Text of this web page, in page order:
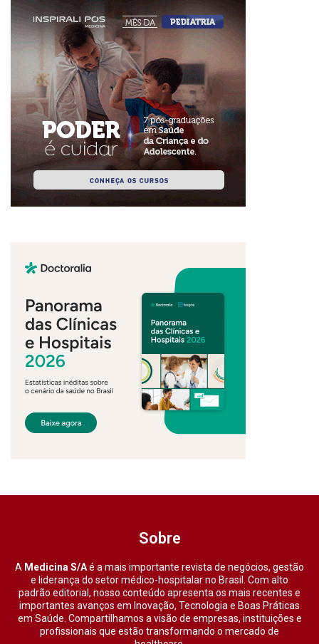
Sobre
A Medicina S/Aé a mais importante revista de negócios, gestão
e liderança do setor médico-hospitalar no Brasil. Com alto
padrão editorial, nosso conteúdo apresenta os mais recentes e
importantes avanços em Inovação, Tecnologia e Boas Práticas
em Saúde. Compartilhamos a visão de empresas, instituições e
profissionais que estão transformando o mercado de